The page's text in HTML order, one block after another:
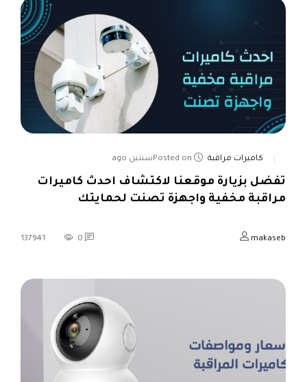
كاميرات مراقبة Posted onسنتين ago
تفضل بزيارة موقعنا لاكتشاف احدث كاميرات
مراقبة مخفية واجهزة تصنت لحمايتك
makaseb
0
137941